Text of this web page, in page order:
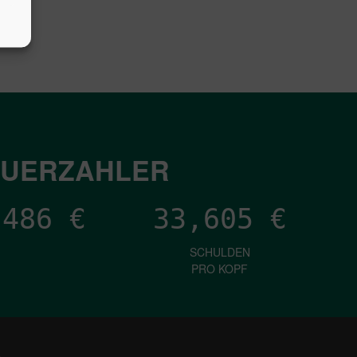
€ 33,605 €
SCHULDEN
PRO KOPF